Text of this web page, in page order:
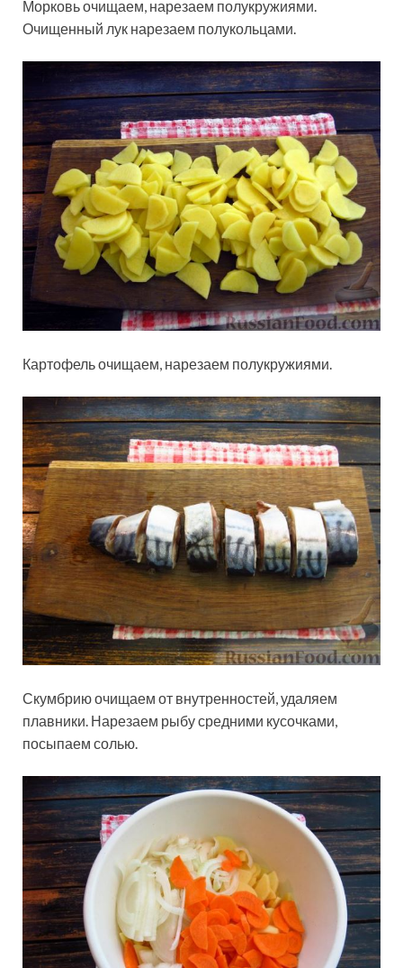
Морковь очищаем, нарезаем полукружиями.
Очищенный лук нарезаем полукольцами.
Картофель очищаем, нарезаем полукружиями.
Скумбрию очищаем от внутренностей, удаляем
плавники. Нарезаем рыбу средними кусочками,
посыпаем солью.